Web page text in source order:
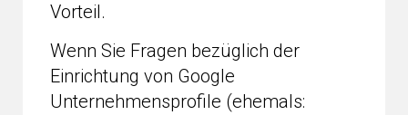
Vorteil.
Wenn Sie Fragen bezüglich der
Einrichtung von Google
Unternehmensprofile (ehemals: